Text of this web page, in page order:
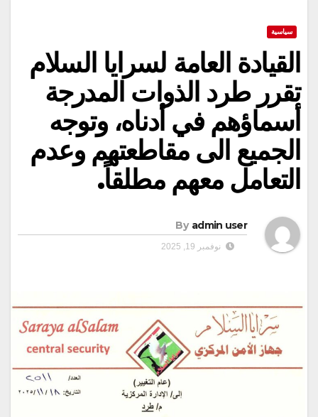
سياسية
القيادة العامة لسرايا السلام
تقرر طرد الذوات المدرجة
أسماؤهم في أدناه، وتوجه
الجميع الى مقاطعتهم وعدم
التعامل معهم مطلقاً.
By admin user
نوفمبر 19, 2025